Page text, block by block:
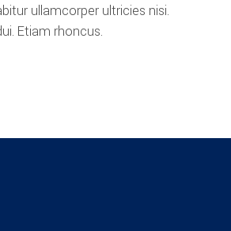
ullamcorper ultricies nisi.
Etiam rhoncus.